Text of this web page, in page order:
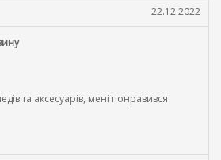
22.12.2022
та аксесуарів, мені понравився